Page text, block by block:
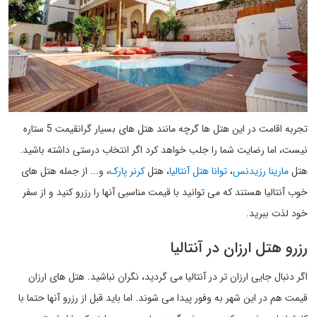
تجربه اقامت در این هتل ها گرچه مانند هتل های بسیار گرانقیمت 5 ستاره
نیست، اما رضایت شما را جلب خواهد کرد اگر انتخاب درستی داشته باشید.
هتلمارینا رزیدنس،توانا هتل آنتالیا، هتلکرنر پارک، و... از جمله هتل های
خوب آنتالیا هستند که می توانید با قیمت مناسبی آنها را رزرو کنید و از سفر
خود لذت ببرید.
رزرو هتل ارزان در آنتالیا
اگر دنبال جایی ارزان تر در آنتالیا می گردید، نگران نباشید. هتل های ارزان
قیمت هم در این شهر به وفور پیدا می شوند. اما باید قبل از رزرو آنها حتما با